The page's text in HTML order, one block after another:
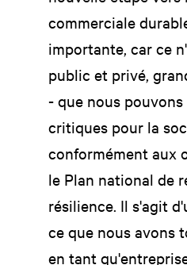
commerciale
importante, car ce
public et privé,
- que nous
critiques pour la
conformément aux
le Plan national de
résilience. Il s'agit
ce que nous avons
en tant